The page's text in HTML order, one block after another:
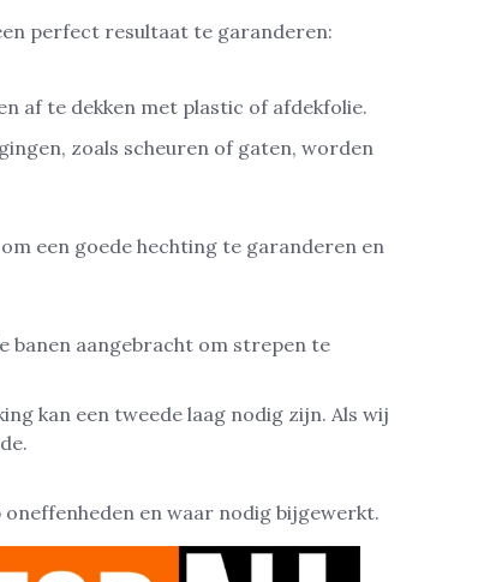
perfect resultaat te garanderen:
af te dekken met plastic of afdekfolie.
zoals scheuren of gaten, worden
een goede hechting te garanderen en
banen aangebracht om strepen te
kan een tweede laag nodig zijn. Als wij
en waar nodig bijgewerkt.